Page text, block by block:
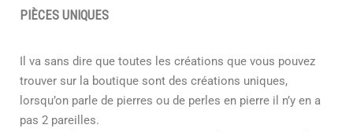
PIÈCES UNIQUES
Il va sans dire que toutes les créations que vous pouvez
trouver sur la boutique sont des créations uniques,
lorsqu’on parle de pierres ou de perles en pierre il n’y en a
pas 2 pareilles.